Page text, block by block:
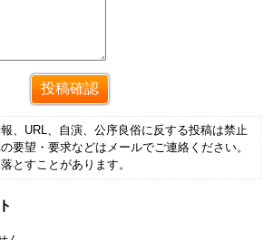
、URL、自演、公序良俗に反する投稿は禁止
要望・要求などはメールでご連絡ください。
とすことがあります。